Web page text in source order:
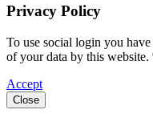
Privacy Policy
To use social login you
of your data by this
Accept
Close